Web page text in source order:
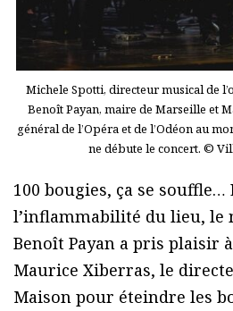
Michele Spotti, directeur musical de
Benoît Payan, maire de Marseille et
général de l’Opéra et de l’Odéon au
ne débute le concert. ©
100 bougies, ça se souffle…
l’inflammabilité du lieu, le
Benoît Payan a pris plaisir
Maurice Xiberras, le
Maison pour éteindre les